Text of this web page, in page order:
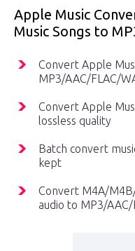
Apple Music
Music Songs to
Convert Apple
MP3/AAC/FLAC/
Convert Apple
lossless quality
Batch convert
kept
Convert M4A/
audio to MP3/AAC/